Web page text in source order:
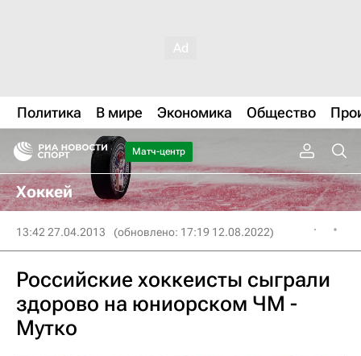
Политика В мире Экономика Общество
Матч-центр
Хоккей
13:42 27.04.2013 (обновлено: 17:19 12.08.2022)
Российские хоккеисты сыграли
здорово на юниорском ЧМ -
Мутко